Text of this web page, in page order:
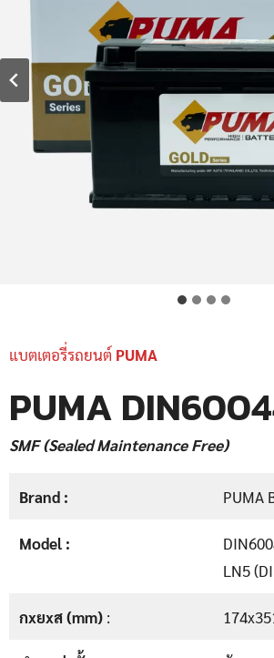
แบตเตอรี่รถยนต์ PUMA
PUMA
SMF (Sealed Maintenance Free)
Brand : PUMA
Model :
LN5
กxยxส (mm) :